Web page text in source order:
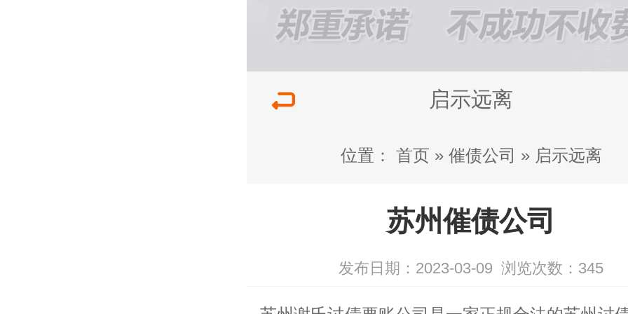
启示远离
位置： 首页 » 催债公司 » 启示远离
苏州催债公司
发布日期：2023-03-09 浏览次数： 345